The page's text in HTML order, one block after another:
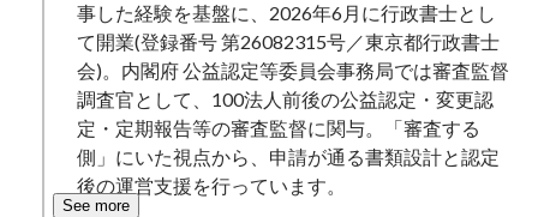
事した経験を基盤に、2026年6月に行政書士とし
て開業(登録番号 第26082315号／東京都行政書士
会)。内閣府 公益認定等委員会事務局では審査監督
調査官として、100法人前後の公益認定・変更認
定・定期報告等の審査監督に関与。「審査する
側」にいた視点から、申請が通る書類設計と認定
後の運営支援を行っています。
See more